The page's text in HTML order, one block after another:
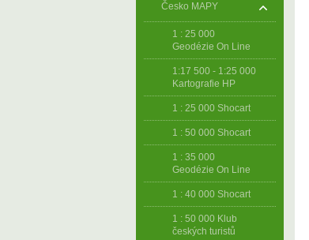
Česko MAPY
1 : 25 000
Geodézie On Line
1:17 500 - 1:25 000
Kartografie HP
1 : 25 000 Shocart
1 : 50 000 Shocart
1 : 35 000
Geodézie On Line
1 : 40 000 Shocart
1 : 50 000 Klub
českých turistů